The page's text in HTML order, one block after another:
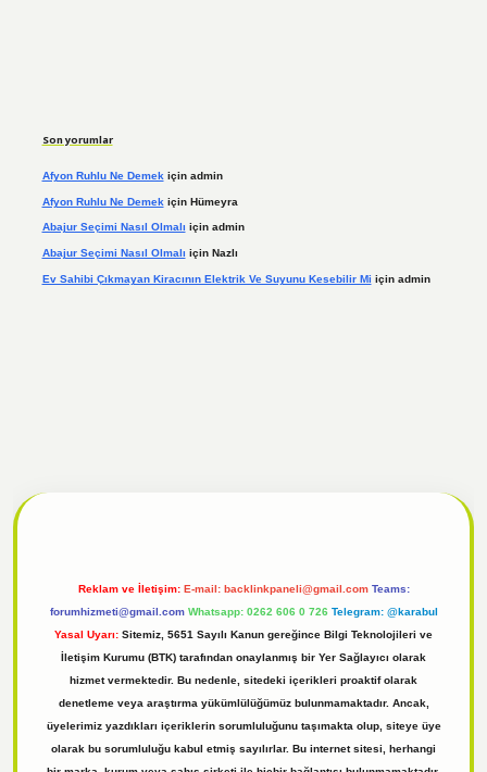
Son yorumlar
Afyon Ruhlu Ne Demek için admin
Afyon Ruhlu Ne Demek için Hümeyra
Abajur Seçimi Nasıl Olmalı için admin
Abajur Seçimi Nasıl Olmalı için Nazlı
Ev Sahibi Çıkmayan Kiracının Elektrik Ve Suyunu Kesebilir Mi için admin
Reklam ve İletişim: E-mail: backlinkpaneli@gmail.com Teams:
forumhizmeti@gmail.com Whatsapp: 0262 606 0 726 Telegram: @karabul
Yasal Uyarı: Sitemiz, 5651 Sayılı Kanun gereğince Bilgi Teknolojileri ve
İletişim Kurumu (BTK) tarafından onaylanmış bir Yer Sağlayıcı olarak
hizmet vermektedir. Bu nedenle, sitedeki içerikleri proaktif olarak
denetleme veya araştırma yükümlülüğümüz bulunmamaktadır. Ancak,
üyelerimiz yazdıkları içeriklerin sorumluluğunu taşımakta olup, siteye üye
olarak bu sorumluluğu kabul etmiş sayılırlar. Bu internet sitesi, herhangi